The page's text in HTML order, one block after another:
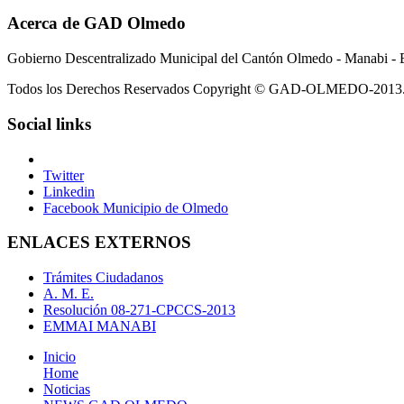
Acerca de GAD Olmedo
Gobierno Descentralizado Municipal del Cantón Olmedo - Manabi -
Todos los Derechos Reservados Copyright © GAD-OLMEDO-2013.
Social links
Twitter
Linkedin
Facebook Municipio de Olmedo
ENLACES EXTERNOS
Trámites Ciudadanos
A. M. E.
Resolución 08-271-CPCCS-2013
EMMAI MANABI
Inicio
Home
Noticias